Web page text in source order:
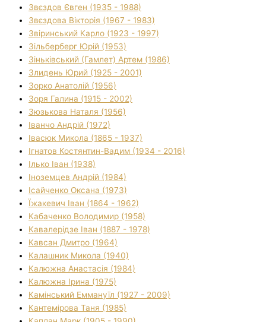
Звєздов Євген (1935 - 1988)
Звєздова Вікторія (1967 - 1983)
Звіринський Карло (1923 - 1997)
Зільберберг Юрій (1953)
Зіньківський (Гамлет) Артем (1986)
Злидень Юрий (1925 - 2001)
Зорко Анатолій (1956)
Зоря Галина (1915 - 2002)
Зюзькова Наталя (1956)
Іванчо Андрій (1972)
Івасюк Микола (1865 - 1937)
Ігнатов Костянтин-Вадим (1934 - 2016)
Ілько Іван (1938)
Іноземцев Андрій (1984)
Ісайченко Оксана (1973)
Їжакевич Іван (1864 - 1962)
Кабаченко Володимир (1958)
Кавалерідзе Іван (1887 - 1978)
Кавсан Дмитро (1964)
Калашник Микола (1940)
Калюжна Анастасія (1984)
Калюжна Ірина (1975)
Камінський Еммануїл (1927 - 2009)
Кантемірова Таня (1985)